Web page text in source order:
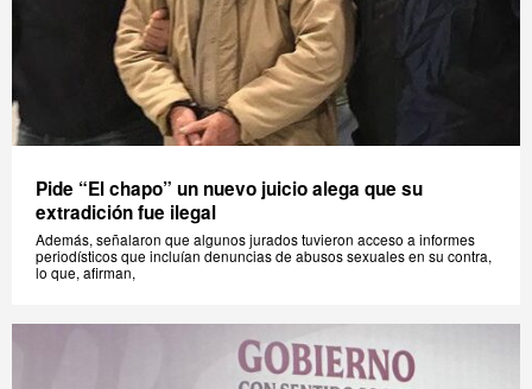
Pide “El chapo” un nuevo juicio alega que su
extradición fue ilegal
Además, señalaron que algunos jurados tuvieron acceso a informes
periodísticos que incluían denuncias de abusos sexuales en su contra,
lo que, afirman,